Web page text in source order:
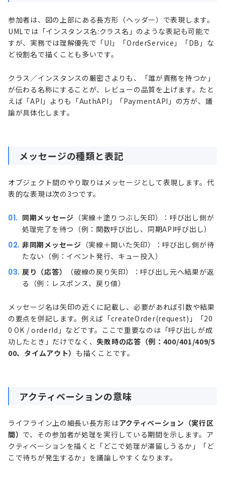
参加者は、図の上部にある長方形（ヘッダー）で表現します。
UMLでは「インスタンス名:クラス名」のような表記も可能で
すが、実務では理解優先で「UI」「OrderService」「DB」な
ど役割名で描くことも多いです。
クラス／インスタンスの厳密さよりも、「誰が責務を持つか」
が伝わる名称にすることが、レビューの品質を上げます。たと
えば「API」よりも「AuthAPI」「PaymentAPI」の方が、議
論が具体化します。
メッセージの種類と表記
オブジェクト間のやり取りはメッセージとして表現します。代
表的な表現は次の3つです。
同期メッセージ （実線＋塗りつぶし矢印）：呼び出し側が
処理完了を待つ（例：関数呼び出し、同期API呼び出し）
非同期メッセージ （実線＋開いた矢印）：呼び出し側が待
たない（例：イベント発行、キュー投入）
戻り（応答）
（破線の戻り矢印）：呼び出し元へ結果が返
る（例：レスポンス、戻り値）
メッセージ名は矢印の近くに記載し、必要があれば引数や結果
の要点を併記します。例えば「createOrder(request)」「20
0 OK / orderId」などです。ここで重要なのは「呼び出しが成
功したとき」だけでなく、 失敗時の応答（例：400/401/409/5
00、タイムアウト） も描くことです。
アクティベーションの意味
ライフライン上の細長い長方形はアクティベーション（実行区
間） で、その参加者が処理を実行している期間を示します。ア
クティベーションを描くと「どこで処理が滞留しうるか」「ど
こで待ちが発生するか」を議論しやすくなります。